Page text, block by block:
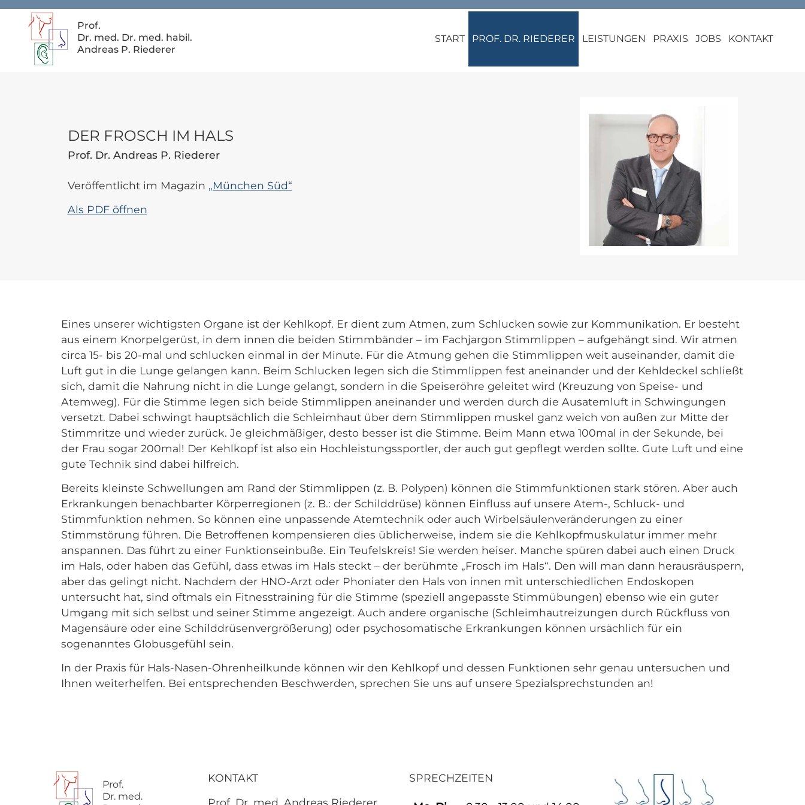
Prof.
Dr. med. Dr. med. habil.
Andreas P. Riederer
START PROF. DR. RIEDERER LEISTUNGEN PRAXIS JOBS KONTAKT
DER FROSCH IM HALS
Prof. Dr. Andreas P. Riederer
Veröffentlicht im Magazin „München Süd“
Als PDF öffnen
Eines unserer wichtigsten Organe ist der Kehlkopf. Er dient zum Atmen, zum Schlucken sowie zur Kommunikation. Er besteht
aus einem Knorpelgerüst, in dem innen die beiden Stimmbänder – im Fachjargon Stimmlippen – aufgehängt sind. Wir atmen
circa 15- bis 20-mal und schlucken einmal in der Minute. Für die Atmung gehen die Stimmlippen weit auseinander, damit die
Luft gut in die Lunge gelangen kann. Beim Schlucken legen sich die Stimmlippen fest aneinander und der Kehldeckel schließt
sich, damit die Nahrung nicht in die Lunge gelangt, sondern in die Speiseröhre geleitet wird (Kreuzung von Speise- und
Atemweg). Für die Stimme legen sich beide Stimmlippen aneinander und werden durch die Ausatemluft in Schwingungen
versetzt. Dabei schwingt hauptsächlich die Schleimhaut über dem Stimmlippen muskel ganz weich von außen zur Mitte der
Stimmritze und wieder zurück. Je gleichmäßiger, desto besser ist die Stimme. Beim Mann etwa 100mal in der Sekunde, bei
der Frau sogar 200mal! Der Kehlkopf ist also ein Hochleistungssportler, der auch gut gepflegt werden sollte. Gute Luft und eine
gute Technik sind dabei hilfreich.
Bereits kleinste Schwellungen am Rand der Stimmlippen (z. B. Polypen) können die Stimmfunktionen stark stören. Aber auch
Erkrankungen benachbarter Körperregionen (z. B.: der Schilddrüse) können Einfluss auf unsere Atem-, Schluck- und
Stimmfunktion nehmen. So können eine unpassende Atemtechnik oder auch Wirbelsäulenveränderungen zu einer
Stimmstörung führen. Die Betroffenen kompensieren dies üblicherweise, indem sie die Kehlkopfmuskulatur immer mehr
anspannen. Das führt zu einer Funktionseinbuße. Ein Teufelskreis! Sie werden heiser. Manche spüren dabei auch einen Druck
im Hals, oder haben das Gefühl, dass etwas im Hals steckt – der berühmte „Frosch im Hals“. Den will man dann herausräuspern,
aber das gelingt nicht. Nachdem der HNO-Arzt oder Phoniater den Hals von innen mit unterschiedlichen Endoskopen
untersucht hat, sind oftmals ein Fitnesstraining für die Stimme (speziell angepasste Stimmübungen) ebenso wie ein guter
Umgang mit sich selbst und seiner Stimme angezeigt. Auch andere organische (Schleimhautreizungen durch Rückfluss von
Magensäure oder eine Schilddrüsenvergrößerung) oder psychosomatische Erkrankungen können ursächlich für ein
sogenanntes Globusgefühl sein.
In der Praxis für Hals-Nasen-Ohrenheilkunde können wir den Kehlkopf und dessen Funktionen sehr genau untersuchen und
Ihnen weiterhelfen. Bei entsprechenden Beschwerden, sprechen Sie uns auf unsere Spezialsprechstunden an!
Prof.
Dr. med.
KONTAKT
Prof. Dr. med. Andreas Riederer
SPRECHZEITEN